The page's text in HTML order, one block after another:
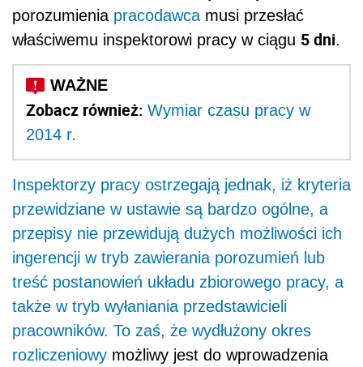
porozumienia pracodawca musi przesłać
właściwemu inspektorowi pracy w ciągu 5 dni.
Zobacz również: Wymiar czasu pracy w
2014 r.
Inspektorzy pracy ostrzegają jednak, iż kryteria
przewidziane w ustawie są bardzo ogólne, a
przepisy nie przewidują dużych możliwości ich
ingerencji w tryb zawierania porozumień lub
treść postanowień układu zbiorowego pracy, a
także w tryb wyłaniania przedstawicieli
pracowników. To zaś, że wydłużony okres
rozliczeniowy możliwy jest do wprowadzenia